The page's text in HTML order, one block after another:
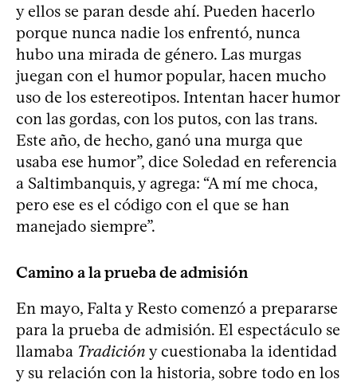
y ellos se paran desde ahí. Pueden hacerlo
porque nunca nadie los enfrentó, nunca
hubo una mirada de género. Las murgas
juegan con el humor popular, hacen mucho
uso de los estereotipos. Intentan hacer humor
con las gordas, con los putos, con las trans.
Este año, de hecho, ganó una murga que
usaba ese humor”, dice Soledad en referencia
a Saltimbanquis, y agrega: “A mí me choca,
pero ese es el código con el que se han
manejado siempre”.
Camino a la prueba de admisión
En mayo, Falta y Resto comenzó a prepararse
para la prueba de admisión. El espectáculo se
llamaba Tradición y cuestionaba la identidad
y su relación con la historia, sobre todo en los